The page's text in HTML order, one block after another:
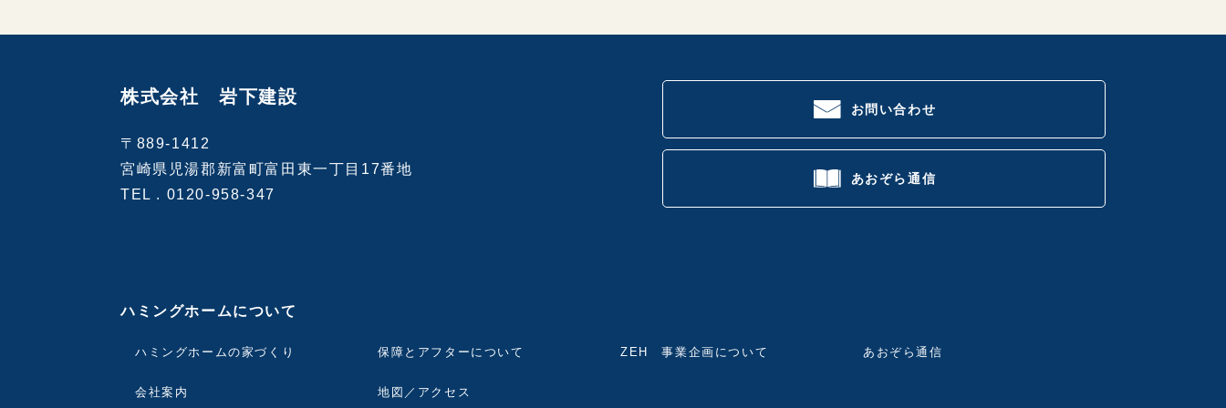
株式会社 岩下建設
〒889-1412
宮崎県児湯郡新富町富田東一丁目17番地
TEL . 0120-958-347
お問い合わせ
あおぞら通信
ハミングホームについて
ハミングホームの家づくり 保障とアフターについて ZEH 事業企画について あおぞら通信
会社案内 地図／アクセス